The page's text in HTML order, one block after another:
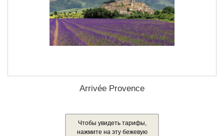
Arrivée Provence
Чтобы увидеть тарифы,
нажмите на эту бежевую